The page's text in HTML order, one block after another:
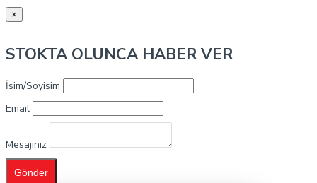
×
STOKTA OLUNCA HABER VER
İsim/Soyisim
Email
Mesajınız
Gönder